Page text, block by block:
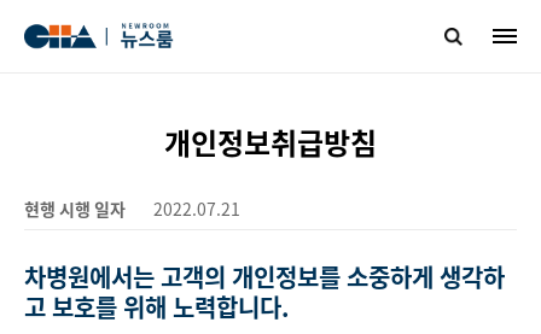
개인정보취급방침
현행 시행 일자 2022.07.21
차병원에서는 고객의 개인정보를 소중하게 생각하
고 보호를 위해 노력합니다.